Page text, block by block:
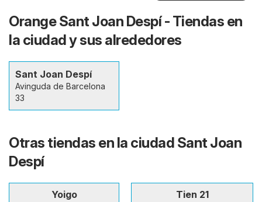
Orange Sant Joan Despí - Tiendas en
la ciudad y sus alrededores
Sant Joan Despí
Avinguda de Barcelona
33
Otras tiendas en la ciudad Sant Joan
Despí
Yoigo
Tien 21